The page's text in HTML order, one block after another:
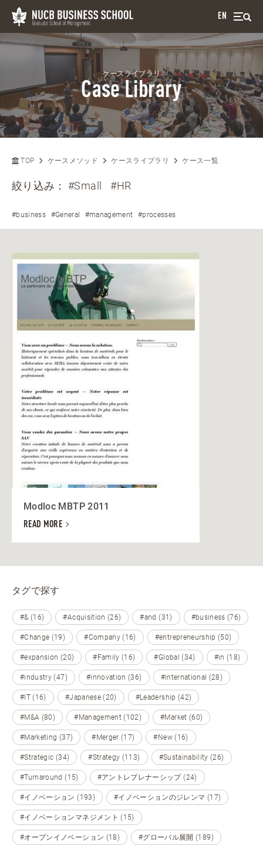
EN
ケースライブラリ
Case Library
TOP ケースメソッド ケースライブラリ ケース一覧
絞り込み：#Small #HR
#business #General #management #processes
Modloc MBTP 2011
READ MORE
タグで探す
#& (16) #Acquisition (26) #and (31) #business (76)
#Change (19) #Company (16) #entrepreneurship (50)
#expansion (20) #Family (16) #Global (34) #in (18)
#industry (47) #innovation (36) #international (28)
#IT (16) #Japanese (20) #Leadership (42)
#M&A (80) #Management (102) #Market (60)
#Marketing (37) #Merger (17) #New (16)
#Strategic (34) #Strategy (113) #Sustainability (26)
#Turnaround (15) #アントレプレナーシップ (24)
#イノベーション (193) #イノベーションのジレンマ (17)
#イノベーションマネジメント (15)
#オープンイノベーション (18) #グローバル展開 (189)